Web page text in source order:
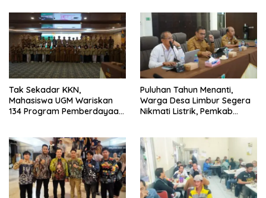
Tak Sekadar KKN,
Mahasiswa UGM Wariskan
134 Program Pemberdayaan
Puluhan Tahun Menanti,
Warga Desa Limbur Segera
Nikmati Listrik, Pemkab